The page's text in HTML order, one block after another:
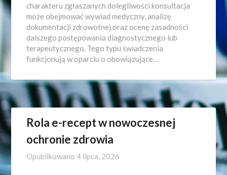
charakteru zgłaszanych dolegliwości konsultacja
może obejmować wywiad medyczny, analizę
dokumentacji zdrowotnej oraz ocenę zasadności
dalszego postępowania diagnostycznego lub
terapeutycznego. Tego typu świadczenia
funkcjonują w oparciu o obowiązujące…
Rola e-recept w nowoczesnej
ochronie zdrowia
Opublikowano4 lipca, 2026